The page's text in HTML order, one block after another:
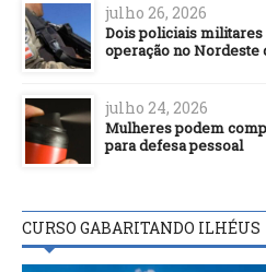
julho 26, 2026
Dois policiais militares
operação no Nordeste
julho 24, 2026
Mulheres podem
para defesa pessoal
CURSO GABARITANDO ILHÉUS